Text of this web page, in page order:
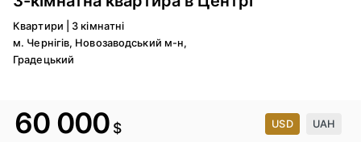
Квартири
3 кімнатні
м. Чернігів, Новозаводський м-н,
Градецький
60 000 $ USD UAH